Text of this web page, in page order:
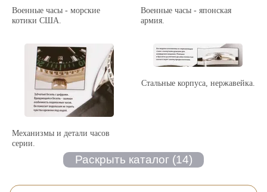
Военные часы - морские
котики США.
Военные часы - японская
армия.
Механизмы и детали часов
серии.
Стальные корпуса, нержавейка.